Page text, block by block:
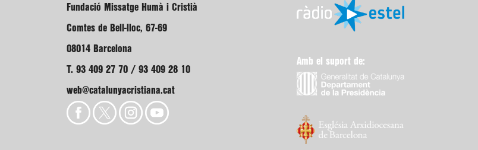
Fundació Missatge Humà i Cristià
Comtes de Bell-lloc, 67-69
08014 Barcelona
T. 93 409 27 70 / 93 409 28 10
web@catalunyacristiana.cat
Amb el suport de: